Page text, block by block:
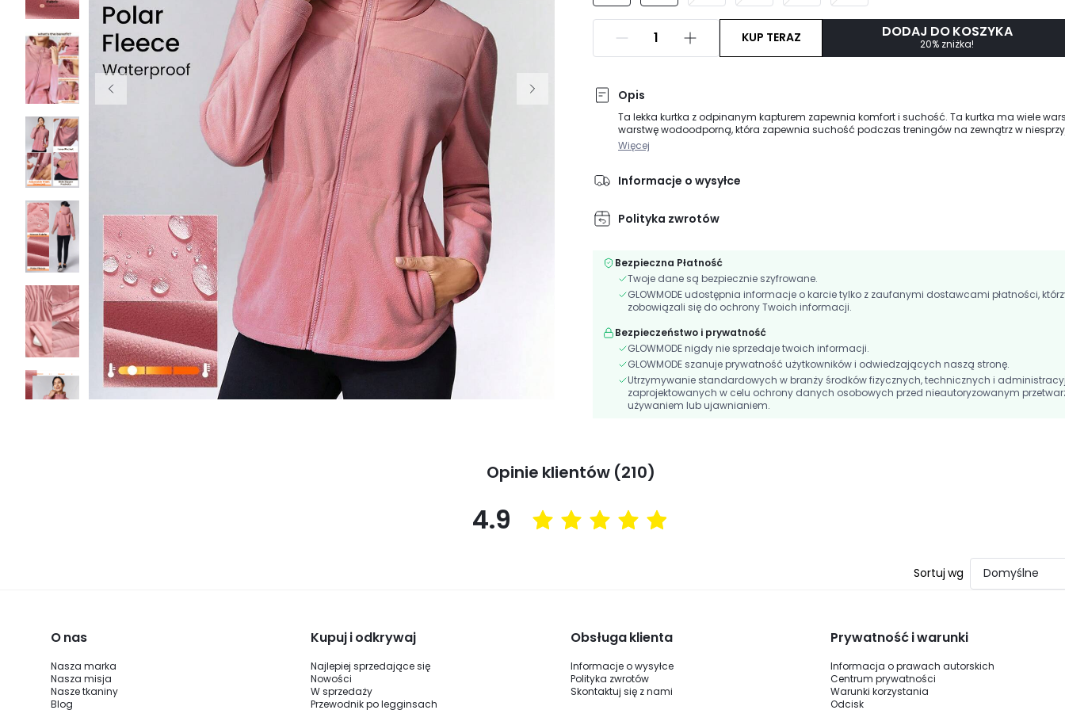
KUP TERAZ DODAJ DO KOSZYKA
20% zniżka!
Opis
Ta lekka kurtka z odpinanym kapturem zapewnia komfort i suchość. Ta kurtka ma wiele
warstwę wodoodporną, która zapewnia suchość podczas treningów na zewnątrz w
warunkach pogodowych. Niezbędne kieszenie boczne zapewniają suchość wszystkich
Więcej
Informacje o wysyłce
Polityka zwrotów
Bezpieczna Płatność
Twoje dane są bezpiecznie szyfrowane.
GLOWMODE udostępnia informacje o karcie tylko z zaufanymi dostawcami płatności,
zobowiązali się do ochrony Twoich informacji.
Bezpieczeństwo i prywatność
GLOWMODE nigdy nie sprzedaje twoich informacji.
GLOWMODE szanuje prywatność użytkowników i odwiedzających naszą stronę.
Utrzymywanie standardowych w branży środków fizycznych, technicznych i
zaprojektowanych w celu ochrony danych osobowych przed nieautoryzowanym
używaniem lub ujawnianiem.
Opinie klientów (210)
4.9
Sortuj wg Domyślne
O nas
Nasza marka
Nasza misja
Nasze tkaniny
Blog
Kupuj i odkrywaj
Najlepiej sprzedające się
Nowości
W sprzedaży
Przewodnik po legginsach
Obsługa klienta
Informacje o wysyłce
Polityka zwrotów
Skontaktuj się z nami
Prywatność i warunki
Informacja o prawach autorskich
Centrum prywatności
Warunki korzystania
Odcisk